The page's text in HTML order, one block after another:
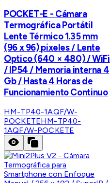
POCKET-E - Cámara
Termográfica Portátil
Lente Térmico 1.35 mm
(96 x 96) pixeles / Lente
Optico (640 × 480) / WiFi
/ IP54 / Memoria interna 4
Gb / Hasta 4 Horas de
Funcionamiento Continuo
HM-TP40-1AQF/W-
POCKETEHM-TP40-
1AQF/W-POCKETE